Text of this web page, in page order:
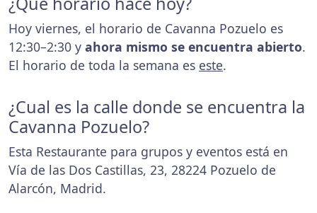
Hoy viernes, el horario de Cavanna Pozuelo es
12:30–2:30 y ahora mismo se encuentra abierto.
El horario de toda la semana es este.
¿Cual es la calle donde se encuentra la
Cavanna Pozuelo?
Esta Restaurante para grupos y eventos está en
Vía de las Dos Castillas, 23, 28224 Pozuelo de
Alarcón, Madrid.